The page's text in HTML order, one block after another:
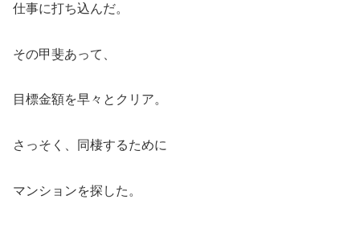
仕事に打ち込んだ。
その甲斐あって、
目標金額を早々とクリア。
さっそく、同棲するために
マンションを探した。